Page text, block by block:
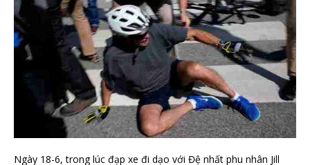
Ngày 18-6, trong lúc đạp xe đi dạo với Đệ nhất phu nhân Jill